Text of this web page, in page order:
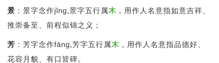
景 ：景字念作jǐng,景字五行属木 ，用作人名意指如意吉祥、
推崇备至、前程似锦之义；
芳 ：芳字念作fāng,芳字五行属木 ，用作人名意指品德好、
花容月貌、有口皆碑。